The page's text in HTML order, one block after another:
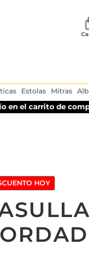
Estolas Mitras
en el carrito de
HOY